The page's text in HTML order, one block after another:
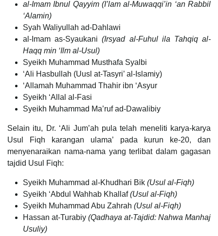
al-Imam Ibnul Qayyim (I’lam al-Muwaqqi’in ‘an Rabbil
‘Alamin)
Syah Waliyullah ad-Dahlawi
al-Imam as-Syaukani(Irsyad al-Fuhul ila Tahqiq al-
Haqq min ‘Ilm al-Usul)
Syeikh Muhammad Musthafa Syalbi
‘Ali Hasbullah (Uusl at-Tasyri’ al-Islamiy)
‘Allamah Muhammad Thahir ibn ‘Asyur
Syeikh ‘Allal al-Fasi
Syeikh Muhammad Ma’ruf ad-Dawalibiy
Selain itu, Dr. ‘Ali Jum’ah pula telah meneliti karya-karya
Usul Fiqh karangan ulama’ pada kurun ke-20, dan
menyenaraikan nama-nama yang terlibat dalam gagasan
tajdid Usul Fiqh:
Syeikh Muhammad al-Khudhari Bik (Usul al-Fiqh)
Syeikh ‘Abdul Wahhab Khallaf(Usul al-Fiqh)
Syeikh Muhammad Abu Zahrah (Usul al-Fiqh)
Hassan at-Turabiy (Qadhaya at-Tajdid: Nahwa Manhaj
Usuliy)